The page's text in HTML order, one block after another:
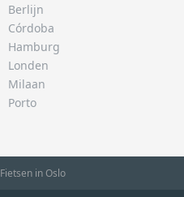
Berlijn
Córdoba
Hamburg
Londen
Milaan
Porto
Fietsen in Oslo